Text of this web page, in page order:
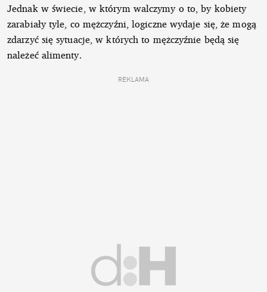
Jednak w świecie, w którym walczymy o to, by kobiety
zarabiały tyle, co mężczyźni, logiczne wydaje się, że mogą
zdarzyć się sytuacje, w których to mężczyźnie będą się
należeć alimenty.
REKLAMA